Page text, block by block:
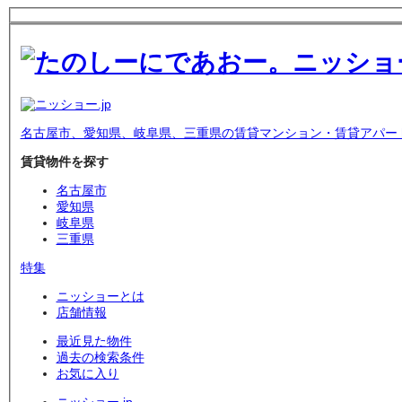
名古屋市、愛知県、岐阜県、三重県の賃貸マンション・賃貸アパー
賃貸物件を探す
名古屋市
愛知県
岐阜県
三重県
特集
ニッショーとは
店舗情報
最近見た物件
過去の検索条件
お気に入り